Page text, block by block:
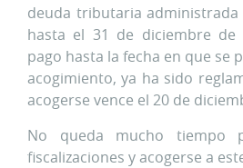
deuda tributaria administrada
hasta el 31 de diciembre de
pago hasta la fecha en que se
acogimiento, ya ha sido
acogerse vence el 20 de
No queda mucho tiempo
fiscalizaciones y acogerse a